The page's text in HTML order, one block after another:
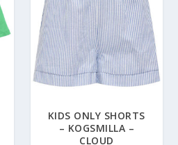
KIDS ONLY SHORTS
– KOGSMILLA –
CLOUD